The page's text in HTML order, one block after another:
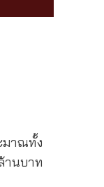
มาณทั้ง
านบาท